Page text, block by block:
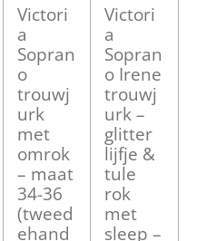
Victori
a
Sopran
o
trouwj
urk
met
omrok
– maat
34-36
(tweed
ehand
Victori
a
Sopran
o Irene
trouwj
urk –
glitter
lijfje &
tule
rok
met
sleep –